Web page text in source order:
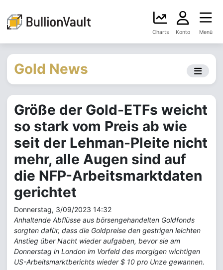
Charts Konto Menü
Gold News
Größe der Gold-ETFs weicht
so stark vom Preis ab wie
seit der Lehman-Pleite nicht
mehr, alle Augen sind auf
die NFP-Arbeitsmarktdaten
gerichtet
Donnerstag, 3/09/2023 14:32
Anhaltende Abflüsse aus börsengehandelten Goldfonds
sorgten dafür, dass die Goldpreise den gestrigen leichten
Anstieg über Nacht wieder aufgaben, bevor sie am
Donnerstag in London im Vorfeld des morgigen wichtigen
US-Arbeitsmarktberichts wieder $ 10 pro Unze gewannen.